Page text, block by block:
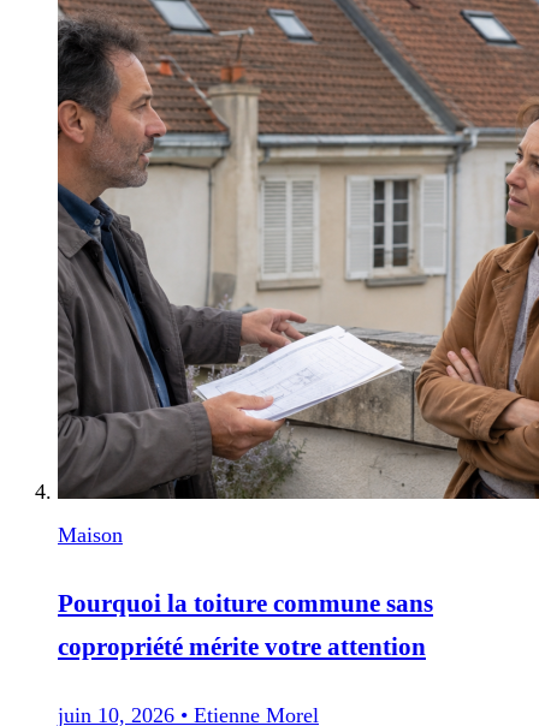
Maison
Pourquoi la toiture commune sans
copropriété mérite votre attention
juin 10, 2026 • Etienne Morel